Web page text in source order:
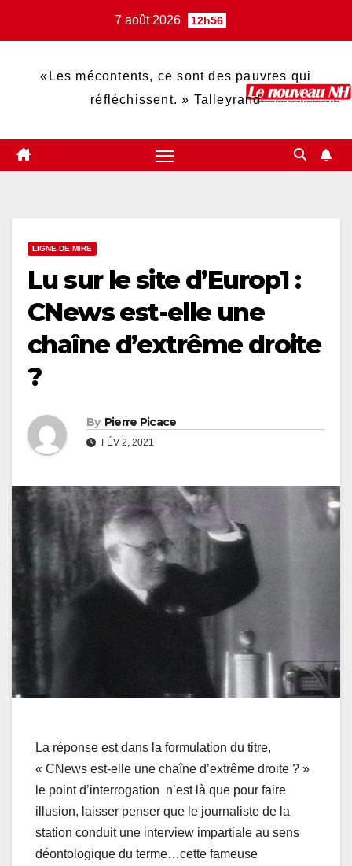
7 août 2026 12h56
«Les mécontents, ce sont des pauvres qui
réfléchissent. » Talleyrand
LIGNE DE MIRE
Lu sur le site d’Europ1 :
CNews est-elle une
chaîne d’extrême droite
?
By Pierre Picace
FÉV 2, 2021
La réponse est dans la formulation du titre,
« CNews est-elle une chaîne d’extrême droite ? »
le point d’interrogation n’est là que pour faire
illusion, laisser penser que le journaliste de la
station conduit une interview impartiale au sens
déontologique du terme…cette fameuse